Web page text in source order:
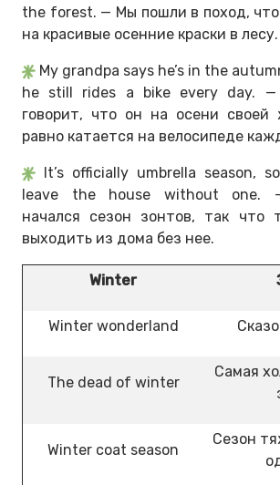
the forest. — Мы пошли в поход,
на красивые осенние краски в лесу.
My grandpa says he’s in the
he still rides a bike every day.
говорит, что он на осени
равно катается на велосипеде
It’s officially umbrella season,
leave the house without one.
начался сезон зонтов, так что
выходить из дома без нее.
Winter
Winter wonderland
The dead of winter
Самая
Winter coat season
Сезон